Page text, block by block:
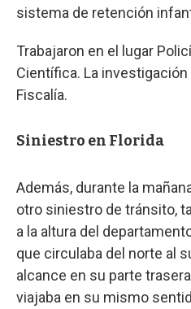
sistema de retención
Trabajaron en el lugar
Científica. La investigación
Fiscalía.
Siniestro en Florida
Además, durante la
otro siniestro de tránsito,
a la altura del
que circulaba del norte al
alcance en su parte
viajaba en su mismo